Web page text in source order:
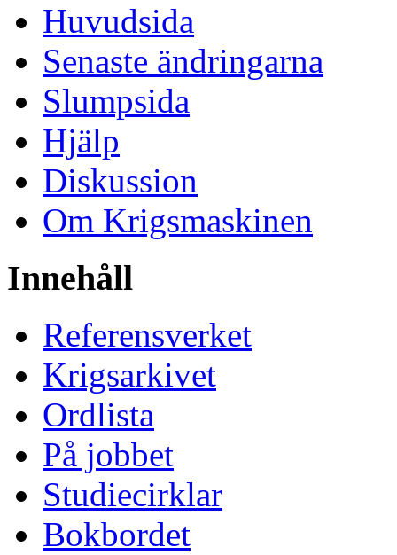
Huvudsida
Senaste ändringarna
Slumpsida
Hjälp
Diskussion
Om Krigsmaskinen
Innehåll
Referensverket
Krigsarkivet
Ordlista
På jobbet
Studiecirklar
Bokbordet